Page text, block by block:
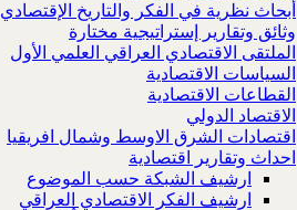
أبحاث نظرية في الفكر والتاريخ الإقتصادي
وثائق وتقارير إستراتيجية مختارة
الملتقى الاقتصادي العراقي العلمي الأول
السياسات الاقتصادية
القطاعات الاقتصادية
الاقتصاد الدولي
اقتصادات الشرق الاوسط وشمال افريقيا
احداث وتقارير اقتصادية
ارشيف الشبكة حسب الموضوع
ارشيف الفكر الاقتصادي العراقي